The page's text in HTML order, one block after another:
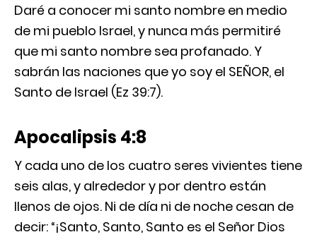
Daré a conocer mi santo nombre en medio
de mi pueblo Israel, y nunca más permitiré
que mi santo nombre sea profanado. Y
sabrán las naciones que yo soy el SEÑOR, el
Santo de Israel (Ez 39:7).
Apocalipsis 4:8
Y cada uno de los cuatro seres vivientes tiene
seis alas, y alrededor y por dentro están
llenos de ojos. Ni de día ni de noche cesan de
decir: “¡Santo, Santo, Santo es el Señor Dios